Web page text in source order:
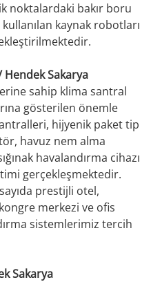
noktalardaki bakır boru
kaynak robotları
Sakarya
sahip klima santral
gösterilen önemle
hijyenik paket tip
havuz nem alma
havalandırma cihazı
gerçekleşmektedir.
prestijli otel,
merkezi ve ofis
sistemlerimiz tercih
Sakarya